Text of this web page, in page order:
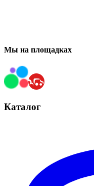
Мы на площадках
Каталог